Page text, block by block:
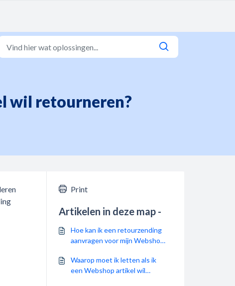
wil retourneren?
Print
Artikelen in deze map -
Hoe kan ik een retourzending
aanvragen voor mijn Webshop
Waarop moet ik letten als ik
een Webshop artikel wil